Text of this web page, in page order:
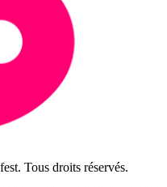
Tous droits réservés.